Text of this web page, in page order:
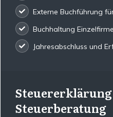
Externe Buchführung
Buchhaltung
Jahresabschluss und
Steuerberatung